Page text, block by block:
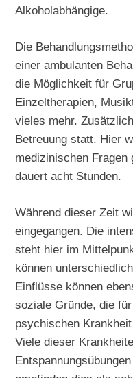
Alkoholabhängige.
Die
einer ambulanten
die Möglichkeit für
Einzeltherapien,
vieles mehr.
Betreuung statt. Hier
medizinischen
dauert acht Stunden.
Während dieser Zeit
eingegangen. Die
steht hier im
können
Einflüsse können
soziale Gründe, die
psychischen
Viele dieser